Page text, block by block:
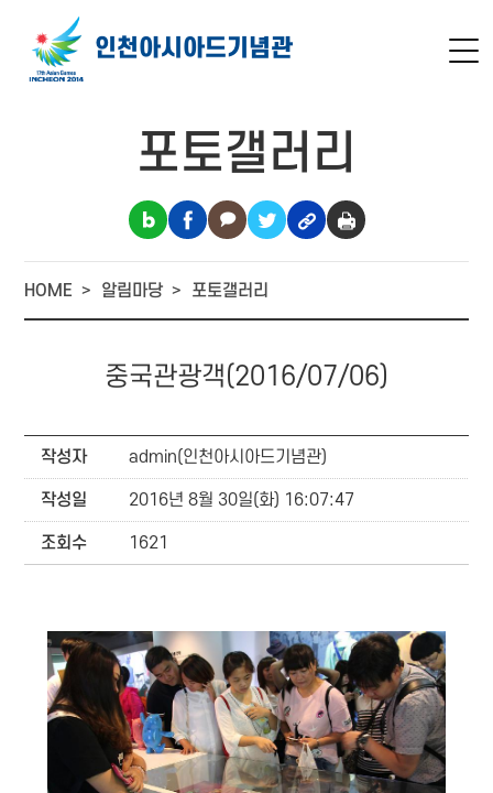
인천아시아드기념관
포토갤러리
HOME 알림마당 포토갤러리
중국관광객(2016/07/06)
작성자 admin(인천아시아드기념관)
작성일 2016년 8월 30일(화) 16:07:47
조회수 1621